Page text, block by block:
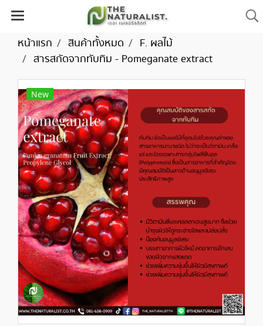
หน้าแรก สินค้าทั้งหมด
F. ผลไม้
สารสกัดจากทับทิม - Pomeganate extract
New